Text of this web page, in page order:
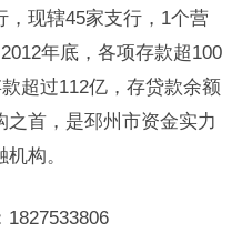
现辖45家支行，1个营
年底，各项存款超100
超过112亿，存贷款余额
首，是邳州市资金实力
构。